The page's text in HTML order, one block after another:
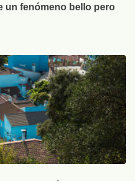
un fenómeno bello pero